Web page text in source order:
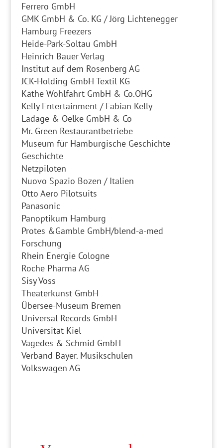
Ferrero GmbH
GMK GmbH & Co. KG / Jörg Lichtenegger
Hamburg Freezers
Heide-Park-Soltau GmbH
Heinrich Bauer Verlag
Institut auf dem Rosenberg AG
JCK-Holding GmbH Textil KG
Käthe Wohlfahrt GmbH & Co.OHG
Kelly Entertainment / Fabian Kelly
Ladage & Oelke GmbH & Co
Mr. Green Restaurantbetriebe
Museum für Hamburgische Geschichte
Geschichte
Netzpiloten
Nuovo Spazio Bozen / Italien
Otto Aero Pilotsuits
Panasonic
Panoptikum Hamburg
Protes &Gamble GmbH/blend-a-med
Forschung
Rhein Energie Cologne
Roche Pharma AG
Sisy Voss
Theaterkunst GmbH
Übersee-Museum Bremen
Universal Records GmbH
Universität Kiel
Vagedes & Schmid GmbH
Verband Bayer. Musikschulen
Volkswagen AG